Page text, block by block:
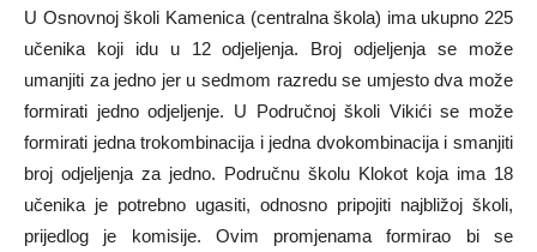
U Osnovnoj školi Kamenica (centralna škola) ima ukupno 225
učenika koji idu u 12 odjeljenja. Broj odjeljenja se može
umanjiti za jedno jer u sedmom razredu se umjesto dva može
formirati jedno odjeljenje. U Područnoj školi Vikići se može
formirati jedna trokombinacija i jedna dvokombinacija i smanjiti
broj odjeljenja za jedno. Područnu školu Klokot koja ima 18
učenika je potrebno ugasiti, odnosno pripojiti najbližoj školi,
prijedlog je komisije. Ovim promjenama formirao bi se